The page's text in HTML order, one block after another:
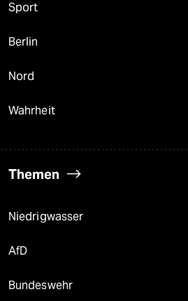
Sport
Berlin
Nord
Wahrheit
Themen
Niedrigwasser
AfD
Bundeswehr